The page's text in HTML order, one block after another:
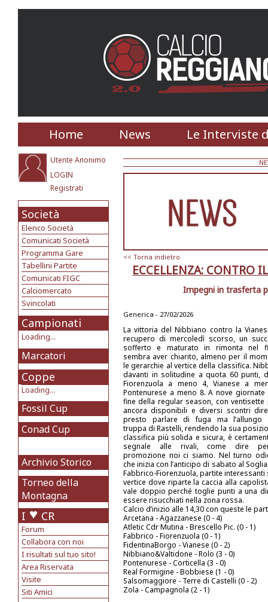
Home News Le Interviste
Utente Anonimo
LOGIN
Registrati
Società
Elenco Società
Comunicati Società
Programma Gare
Tabellini Partite
Comunicati FIGC
Calciomercato
Svincolati
Campionati
Loading...
Marcatori
Coppe
Loading...
Fossil Cup
Conad Cup
Archivio Storico
Torneo della
Montagna
I CR
Forum
Collabora con noi
I risultati sul tuo sito!
Area Riservata
Visite
Siti Amici
<< Torna indietro
ECCELLENZA: CONTRO
Impegni in trasferta
Generica - 27/02/2026
La vittoria del Nibbiano contro la
recupero di mercoledì scorso, un
sofferto e maturato in rimonta nel
sembra aver chiarito, almeno per il
le gerarchie al vertice della classifica.
davanti in solitudine a quota 60 punti,
Fiorenzuola a meno 4, Vianese a
Pontenurese a meno 8. A nove giornate
fine della regular season, con ventisette
ancora disponibili e diversi scontri
presto parlare di fuga ma l’allungo
truppa di Rastelli, rendendo la sua
classifica più solida e sicura, è
segnale alle rivali, come dire
promozione noi ci siamo. Nel turno
che inizia con l’anticipo di sabato al
Fabbrico-Fiorenzuola, partite interessanti
vertice dove riparte la caccia alla
vale doppio perché toglie punti a una
essere risucchiati nella zona rossa.
Calcio d’inizio alle 14,30 con queste le
Arcetana - Agazzanese (0 - 4)
Atletic Cdr Mutina - Brescello Pic. (0 - 1)
Fabbrico - Fiorenzuola (0 - 1)
FidentinaBorgo - Vianese (0 - 2)
Nibbiano&Valtidone - Rolo (3 - 0)
Pontenurese - Corticella (3 - 0)
Real Formigine - Bobbiese (1 - 0)
Salsomaggiore - Terre di Castelli (0 - 2)
Zola - Campagnola (2 - 1)